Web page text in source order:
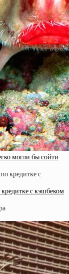
могли бы сойти
с кэшбеком